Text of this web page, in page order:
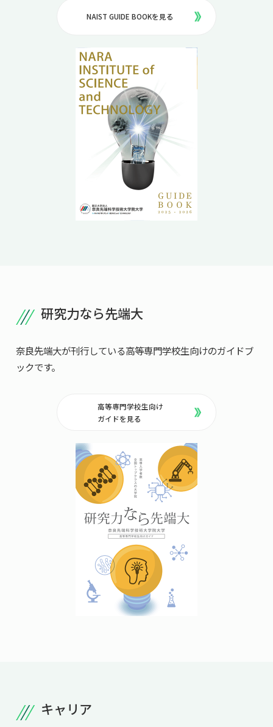
NAIST GUIDE BOOKを見る
研究力なら先端大
奈良先端大が刊行している高等専門学校生向けのガイドブ
ックです。
高等専門学校生向け
ガイドを見る
キャリア